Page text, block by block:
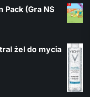
Pack (Gra NS
żel do mycia